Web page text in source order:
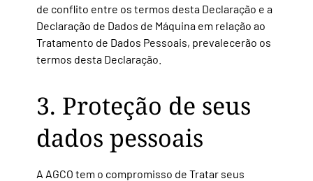
de conflito entre os termos desta Declaração e a
Declaração de Dados de Máquina em relação ao
Tratamento de Dados Pessoais, prevalecerão os
termos desta Declaração.
3. Proteção de seus
dados pessoais
A AGCO tem o compromisso de Tratar seus